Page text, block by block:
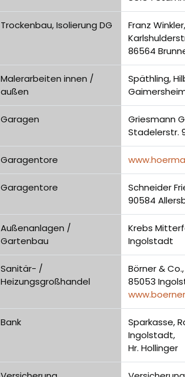
Trockenbau, Isolierung DG
Franz
86564
Malerarbeiten innen /
außen
Späthling,
Garagen
Griesmann
Stadelerstr.
Garagentore
Garagentore
Schneider
90584
Außenanlagen /
Gartenbau
Krebs
Ingolstadt
Sanitär- /
Heizungsgroßhandel
Börner &
85053
Bank
Sparkasse,
Ingolstadt,
Hr. Hollinger